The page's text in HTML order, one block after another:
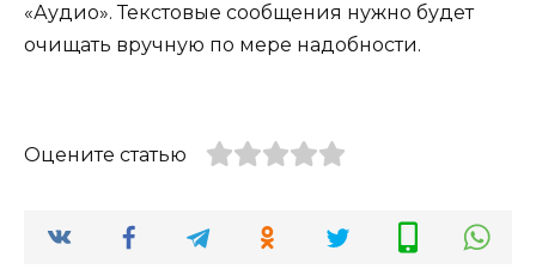
«Аудио». Текстовые сообщения нужно будет
очищать вручную по мере надобности.
Оцените статью